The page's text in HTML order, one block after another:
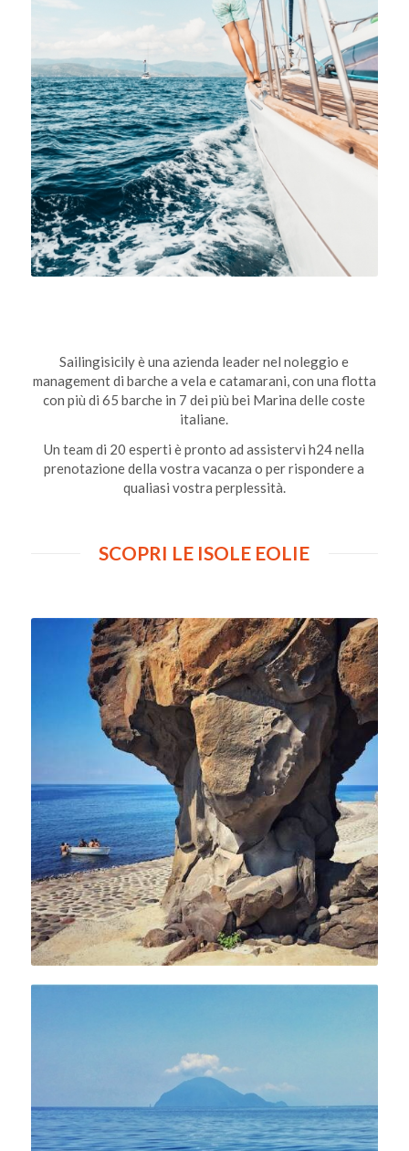
Sailingisicily è una azienda leader nel noleggio e
management di barche a vela e catamarani, con una flotta
con più di 65 barche in 7 dei più bei Marina delle coste
italiane.
Un team di 20 esperti è pronto ad assistervi h24 nella
prenotazione della vostra vacanza o per rispondere a
qualiasi vostra perplessità.
SCOPRI LE ISOLE EOLIE